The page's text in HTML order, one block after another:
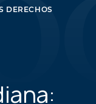
DERECHOS